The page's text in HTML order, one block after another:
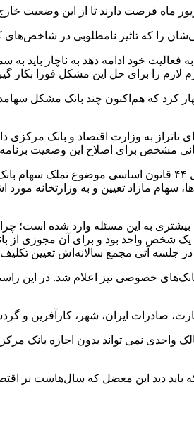
ماه فرصت دارند تا از این وضعیت
را که تاثیر نامطلوبی در شاخص‌های
فعالیت خود ادامه دهد به ناچار باید
لازم را برای حل این مشکل فورا بکار
کرد که هم‌اکنون چند بانک مشکل
ناتراز به وزارت اقتصاد و بانک
مشخص برای اصلاح این وضعیت
همچنین بر اساس ماده یک قانون اصلاح قانون اجرای سیاست
سهام مازاد تعیین و به وزارتخانه
به این مسئله وارد شده است؛
شخص واحد بود و برای آن مجوزی از
بانک‌های خصوصی نیز اعلام شد. در این
دید این معضل که سال‌هاست بر اقتصاد